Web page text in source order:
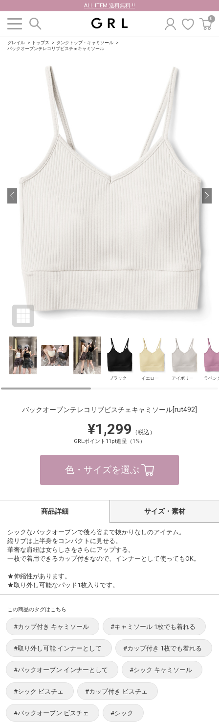
ALL ITEM 送料無料 !!
0
グレイル トップス
タンクトップ・キャミソール
バックオープンテレコリブビスチェキャミソール
ブラック イエロー アイボリー ラベン
バックオープンテレコリブビスチェキャミソール[rut492]
¥1,299 （税込）
GRLポイント11pt進呈（1%）
色・サイズを選ぶ
商品詳細 サイズ・素材
シックなバックオープンで後ろ姿まで抜かりなしのアイテム。
縦リブは上半身をコンパクトに見せる。
華奢な肩紐は女らしさをさらにアップする。
一枚で着用できるカップ付きなので、インナーとして使ってもOK。
★伸縮性があります。
★取り外し可能なパッド1枚入りです。
この商品のタグはこちら
#カップ付き キャミソール #キャミソール 1枚でも着れる
#取り外し可能 インナーとして #カップ付き 1枚でも着れる
#バックオープン インナーとして #シック キャミソール
#シック ビスチェ #カップ付き ビスチェ
#バックオープン ビスチェ #シック